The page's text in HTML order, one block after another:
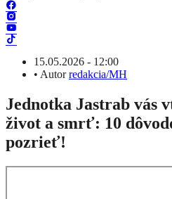
15.05.2026 - 12:00
• Autorredakcia/MH
Jednotka Jastrab vás
život a smrť: 10
pozrieť!